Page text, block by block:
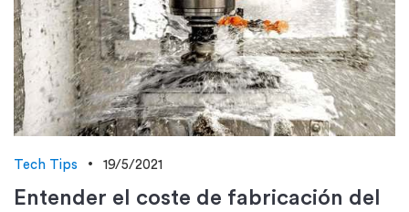
Tech Tips 19/5/2021
Entender el coste de fabricación del